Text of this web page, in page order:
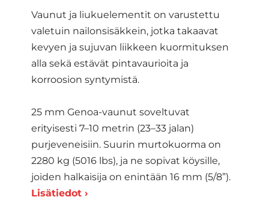
Vaunut ja liukuelementit on varustettu
valetuin nailonsisäkkein, jotka takaavat
kevyen ja sujuvan liikkeen kuormituksen
alla sekä estävät pintavaurioita ja
korroosion syntymistä.
25 mm Genoa-vaunut soveltuvat
erityisesti 7–10 metrin (23–33 jalan)
purjeveneisiin. Suurin murtokuorma on
2280 kg (5016 lbs), ja ne sopivat köysille,
joiden halkaisija on enintään 16 mm (5/8”).
Lisätiedot ›